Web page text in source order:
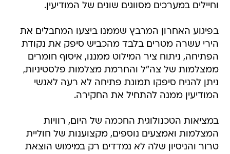
וחיילים במערכים מסווגים שונים של המודיעין.
בפיגוע האחרון המרבץ שממנו ביצעו המחבלים את
הירי עשרה מטרים בלבד מהכביש סיפק את נקודת
הפתיחה, ניתוח ציר המילוט ממננו, איסוף חומרים
ממצלמות של צה"ל והחרמת מצלמות פלסטיניות,
ניתן להניח סיפקו תמונת פתיחה לא רעה לאנשי
המודיעין ממנה להתחיל את החקירה.
במציאות הטכנולוגית החכמה של היום, רוויות
המצלמות ואמצעים נוספים, מקצוענות של חוליית
טרור והניסיון שלה לא נמדדים רק במימוש הוצאת